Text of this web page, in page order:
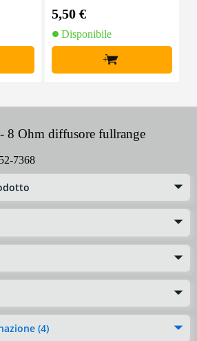
(10 pezzi)
5,50 €
Disponibile
+
8 Ohm diffusore fullrange
7368
(4)